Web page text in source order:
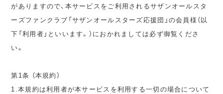
がありますので、本サービスをご利用されるサザンオールスタ
ーズファンクラブ「サザンオールスターズ応援団」の会員様（以
下「利用者」といいます。）におかれましては必ず御覧くださ
い。
第1条 （本規約）
1.本規約は利用者が本サービスを利用する一切の場合について